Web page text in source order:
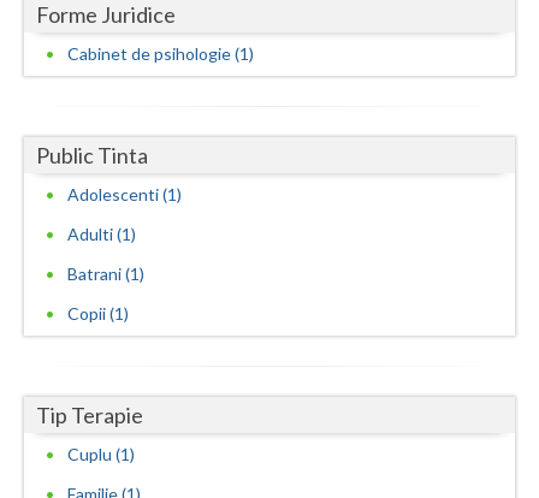
Maramures
Mehedinti
Neamt
Prahova
Salaj
Sibiu
Suceava
Forme Juridice
Cabinet de psihologie (1)
Public Tinta
Adolescenti (1)
Adulti (1)
Batrani (1)
Copii (1)
Tip Terapie
Cuplu (1)
Familie (1)